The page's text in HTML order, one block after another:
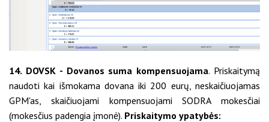
14. DOVSK - Dovanos suma kompensuojama. Priskaitymą
naudoti kai išmokama dovana iki 200 eurų, neskaičiuojamas
GPM'as, skaičiuojami kompensuojami SODRA mokesčiai
(mokesčius padengia įmonė). Priskaitymo ypatybės: